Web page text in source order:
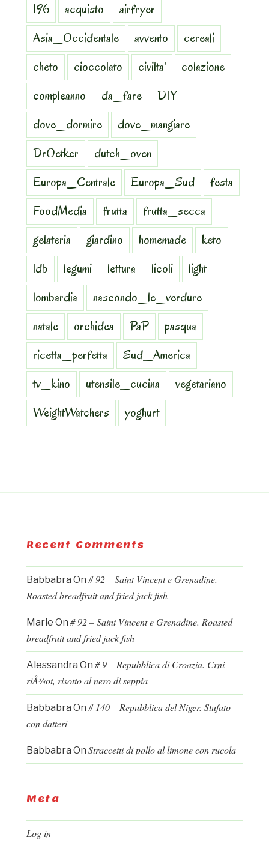
196 acquisto
airfryer
Asia_Occidentale
avvento
cereali
cheto
cioccolato civilta'
colazione
compleanno
da_fare
DIY
dove_dormire
dove_mangiare
DrOetker
dutch_oven
Europa_Centrale
Europa_Sud
festa
FoodMedia
frutta
frutta_secca
gelateria
giardino homemade
keto
ldb
legumi lettura licoli
light
lombardia
nascondo_le_verdure
natale
orchidea PaP
pasqua
ricetta_perfetta
Sud_America
tv_kino
utensile_cucina
vegetariano
WeightWatchers
yoghurt
Recent Comments
Babbabra On # 92 – Saint Vincent e Grenadine.
Roasted breadfruit and fried jack fish
Marie On # 92 – Saint Vincent e Grenadine. Roasted
breadfruit and fried jack fish
Alessandra On # 9 – Repubblica di Croazia. Crni
riÅ¾ot, risotto al nero di seppia
Babbabra On # 140 – Repubblica del Niger. Stufato
con datteri
Babbabra On Straccetti di pollo al limone con rucola
Meta
Log in